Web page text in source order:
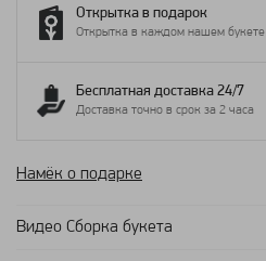
Открытка в подарок
Открытка в каждом нашем букете
Бесплатная доставка 24/7
Доставка точно в срок за 2 часа
Намёк о подарке
Видео Сборка букета